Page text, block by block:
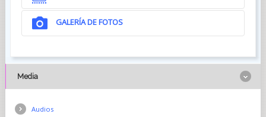
GALERÍA DE FOTOS
Media
Audios